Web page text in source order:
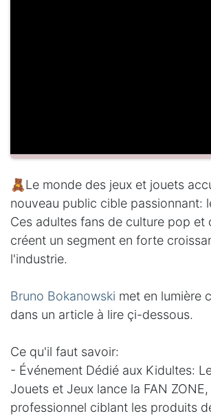
🧸Le monde des jeux et jouets
nouveau public cible passionnant:
Ces adultes fans de culture pop et
créent un segment en forte
l'industrie.
Bruno Bokanowski met en lumière
dans un article à lire çi-dessous.
Ce qu'il faut savoir:
- Événement Dédié aux Kidultes:
Jouets et Jeux lance la FAN
professionnel ciblant les produits